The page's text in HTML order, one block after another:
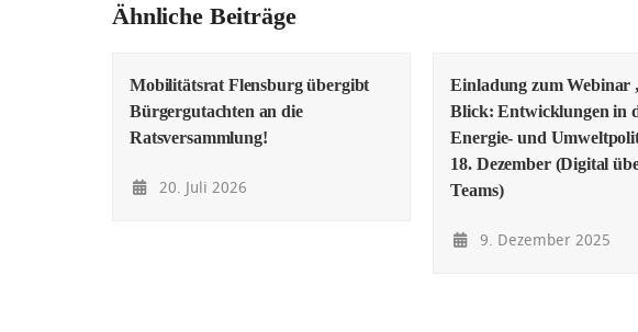
Ähnliche Beiträge
Mobilitätsrat Flensburg übergibt
Bürgergutachten an die
Ratsversammlung!
20. Juli 2026
Einladung zum Webinar
Blick: Entwicklungen in
Energie- und
18. Dezember (Digital
Teams)
9. Dezember 2025